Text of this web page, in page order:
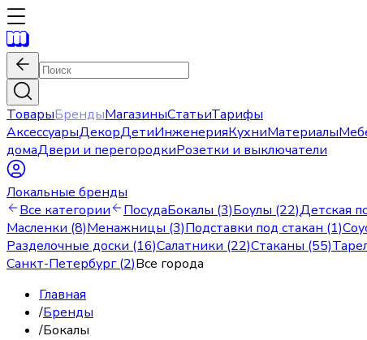
ТоварыБрендыМагазиныСтатьиТарифы
АксессуарыДекорДетиИнженерияКухниМатериалы
домаДвери и перегородкиРозетки и выключатели
Локальные бренды
Все категории
ПосудаБокалы (3)Боулы (22)Детская
Масленки (8)Менажницы (3)Подставки под стакан (1)
Разделочные доски (16)Салатники (22)Стаканы (55)
Санкт-Петербург(2)Все города
Главная
/Бренды
/Бокалы